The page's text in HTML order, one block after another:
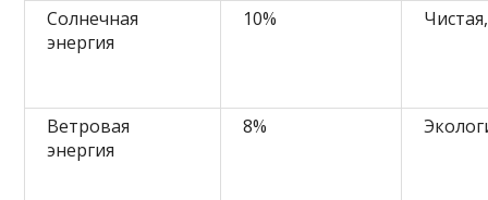
Солнечная
энергия
10%
Ветровая
энергия
8%